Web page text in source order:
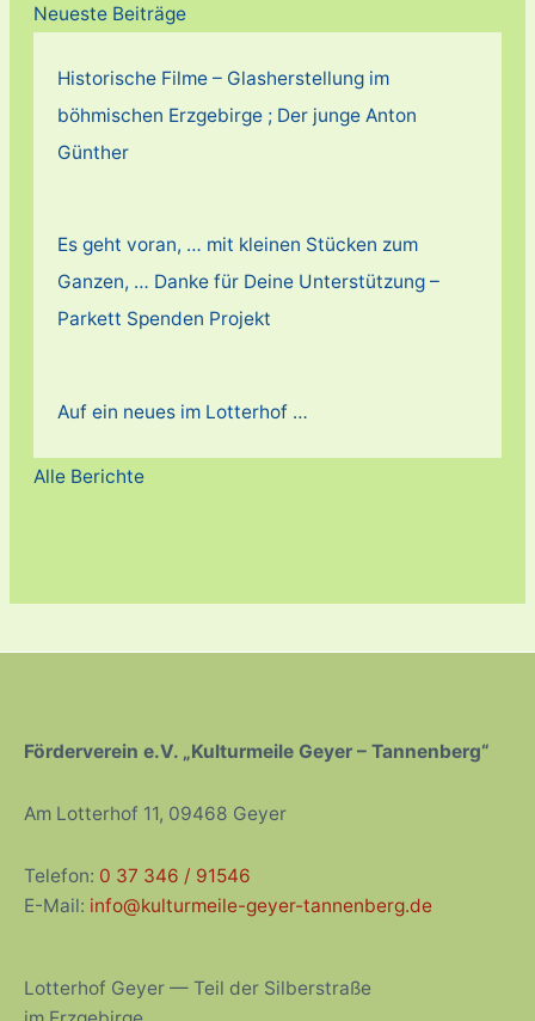
Neueste Beiträge
Historische Filme – Glasherstellung im
böhmischen Erzgebirge ; Der junge Anton
Günther
Es geht voran, … mit kleinen Stücken zum
Ganzen, … Danke für Deine Unterstützung –
Parkett Spenden Projekt
Auf ein neues im Lotterhof …
Alle Berichte
Förderverein e.V. „Kulturmeile Geyer – Tannenberg“
Am Lotterhof 11, 09468 Geyer
Telefon: 0 37 346 / 91546
E-Mail: info@kulturmeile-geyer-tannenberg.de
Lotterhof Geyer — Teil der Silberstraße